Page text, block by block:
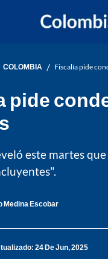
COLOMBIA / Fiscalía pide
pide
este martes
Medina Escobar
24 De Jun, 2025